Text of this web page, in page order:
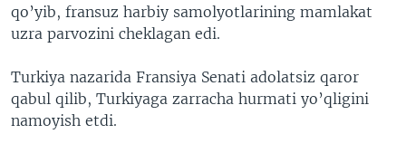
qo’yib, fransuz harbiy samolyotlarining mamlakat
uzra parvozini cheklagan edi.
Turkiya nazarida Fransiya Senati adolatsiz qaror
qabul qilib, Turkiyaga zarracha hurmati yo’qligini
namoyish etdi.